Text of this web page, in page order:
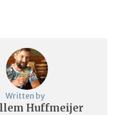
Written by
Huffmeijer